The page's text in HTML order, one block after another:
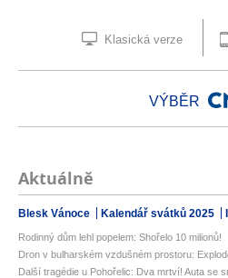
Klasická verze
VÝBĚR
Aktuálně
Blesk Vánoce Kalendář svátků 2025
Rodinný dům lehl popelem: Shořelo 10 milionů!
Dron v bulharském vzdušném prostoru:
Další tragédie u Pohořelic: Dva mrtví! Auta se